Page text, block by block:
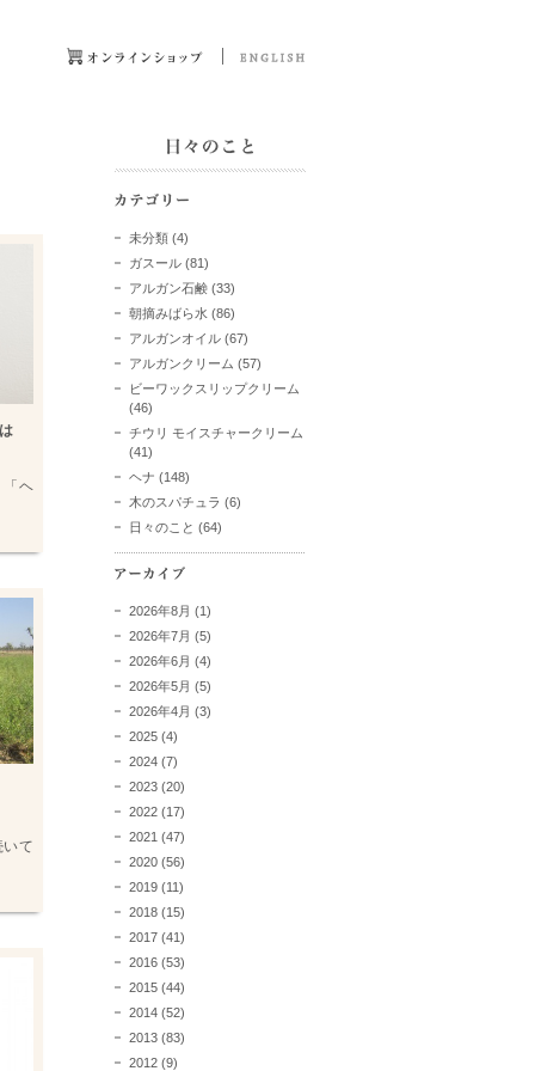
ヘ
いて
未分類 (4)
ガスール (81)
アルガン石鹸 (33)
朝摘みばら水 (86)
アルガンオイル (67)
アルガンクリーム (57)
ビーワックスリップクリーム
(46)
チウリ モイスチャークリーム
(41)
ヘナ (148)
木のスパチュラ (6)
日々のこと (64)
2026年8月 (1)
2026年7月 (5)
2026年6月 (4)
2026年5月 (5)
2026年4月 (3)
2025 (4)
2024 (7)
2023 (20)
2022 (17)
2021 (47)
2020 (56)
2019 (11)
2018 (15)
2017 (41)
2016 (53)
2015 (44)
2014 (52)
2013 (83)
2012 (9)